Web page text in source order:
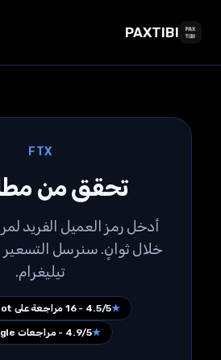
PAXTIBI
FTX
تحقق من
أدخل رمز العميل الفريد
خلال ثوانٍ. سنرسل
تيليغرام.
★4.5/5 - 16 مراجعة على Trustpilot
★4.9/5 - مراجعات Google